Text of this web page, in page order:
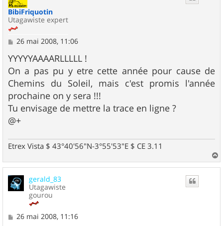
BibiFriquotin
Utagawiste expert
M
s
s
a
g
e
26 mai 2008, 11:06
YYYYYAAAARLLLLL !
On a pas pu y etre cette année pour cause de
Chemins du Soleil, mais c'est promis l'année
prochaine on y sera !!!
Tu envisage de mettre la trace en ligne ?
@+
Etrex Vista $ 43°40'56"N-3°55'53"E $ CE 3.11
a
gerald_83
Utagawiste
gourou
M
26 mai 2008, 11:16